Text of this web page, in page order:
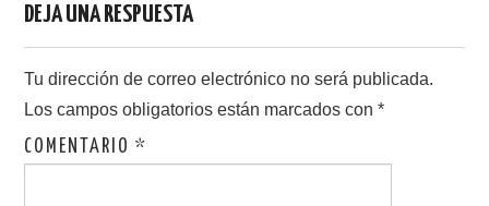
DEJA UNA RESPUESTA
Tu dirección de correo electrónico no será publicada.
Los campos obligatorios están marcados con*
COMENTARIO*